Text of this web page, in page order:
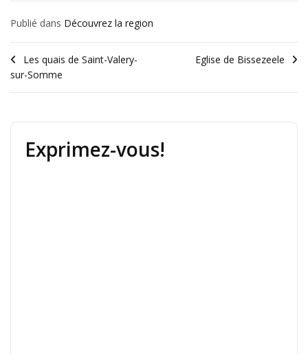
Publié dans Découvrez la region
Les quais de Saint-Valery-
sur-Somme
Eglise de Bissezeele
Exprimez-vous!